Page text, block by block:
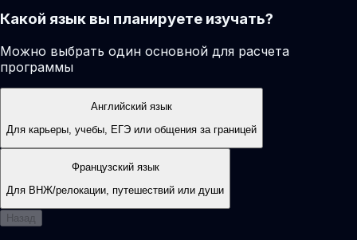
Какой язык вы планируете изучать?
Можно выбрать один основной для расчета
программы
Английский язык
Для карьеры, учебы, ЕГЭ или общения за границей
Французский язык
Для ВНЖ/релокации, путешествий или души
Назад